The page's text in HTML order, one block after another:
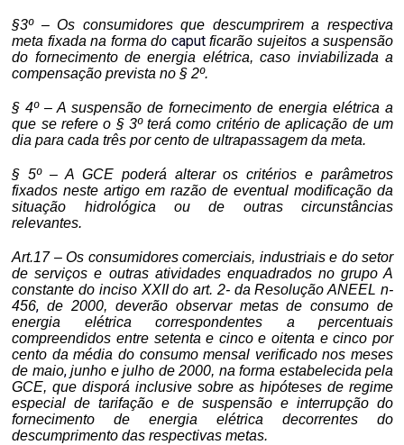
§3º – Os consumidores que descumprirem a respectiva
meta fixada na forma do caput ficarão sujeitos a suspensão
do fornecimento de energia elétrica, caso inviabilizada a
compensação prevista no § 2º.
§ 4º – A suspensão de fornecimento de energia elétrica a
que se refere o § 3º terá como critério de aplicação de um
dia para cada três por cento deultrapassagemda meta.
§ 5º – A GCE poderá alterar os critérios e parâmetros
fixados neste artigo em razão de eventual modificação da
situação hidrológica ou de outras circunstâncias
relevantes.
Art.17 – Os consumidores comerciais, industriais e do setor
de serviços e outras atividades enquadrados no grupo A
constante do inciso XXII do art. 2- da Resolução ANEEL n-
456,de 2000, deverão observar metas de consumo de
energia elétrica correspondentes a percentuais
compreendidos entre setenta e cinco e oitenta e cinco por
cento da média do consumo mensal verificado nos meses
de maio,junho e julho de 2000, na forma estabelecida pela
GCE, que disporá inclusive sobre as hipóteses de regime
especial de tarifação e de suspensão e interrupção do
fornecimento de energia elétrica decorrentes do
descumprimento das respectivas metas.